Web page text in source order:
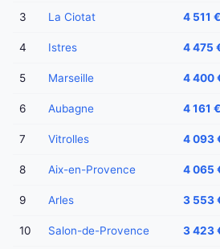
3 La Ciotat 4 511 €
4 Istres 4 475
5 Marseille 4 400
6 Aubagne 4 161 €
7 Vitrolles 4 093
8 Aix-en-Provence 4 065
9 Arles 3 553
10 Salon-de-Provence 3 423